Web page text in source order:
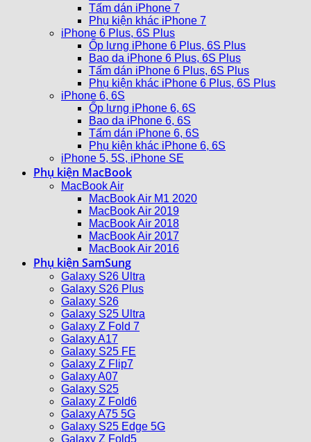
Tấm dán iPhone 7
Phụ kiện khác iPhone 7
iPhone 6 Plus, 6S Plus
Ốp lưng iPhone 6 Plus, 6S Plus
Bao da iPhone 6 Plus, 6S Plus
Tấm dán iPhone 6 Plus, 6S Plus
Phụ kiện khác iPhone 6 Plus, 6S Plus
iPhone 6, 6S
Ốp lưng iPhone 6, 6S
Bao da iPhone 6, 6S
Tấm dán iPhone 6, 6S
Phụ kiện khác iPhone 6, 6S
iPhone 5, 5S, iPhone SE
Phụ kiện MacBook
MacBook Air
MacBook Air M1 2020
MacBook Air 2019
MacBook Air 2018
MacBook Air 2017
MacBook Air 2016
Phụ kiện SamSung
Galaxy S26 Ultra
Galaxy S26 Plus
Galaxy S26
Galaxy S25 Ultra
Galaxy Z Fold 7
Galaxy A17
Galaxy S25 FE
Galaxy Z Flip7
Galaxy A07
Galaxy S25
Galaxy Z Fold6
Galaxy A75 5G
Galaxy S25 Edge 5G
Galaxy Z Fold5